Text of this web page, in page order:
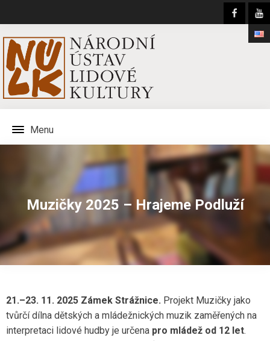
Menu
Muzičky 2025 – Hrajeme Podluží
21.–23. 11. 2025 Zámek Strážnice. Projekt Muzičky jako
tvůrčí dílna dětských a mládežnických muzik zaměřených na
interpretaci lidové hudby je určena pro mládež od 12 let.